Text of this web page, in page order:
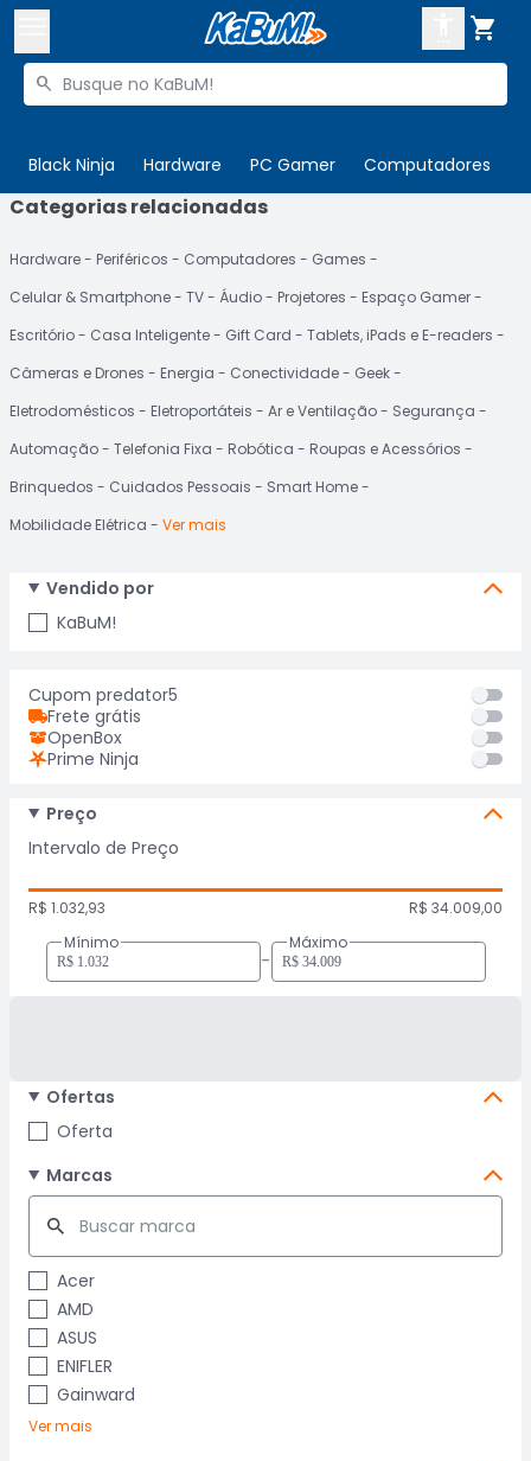

Buscar produtos

Black Ninja Hardware PC Gamer Computadores
Olá. Acesse sua conta
 Departamentos
Cupons
Mais Vendidos
ENTRE
CADASTRE-SE
Categorias relacionadas
Hardware Periféricos Computadores
Games
Celular & Smartphone
TV Áudio Projetores
Espaço Gamer
Escritório
Casa Inteligente Gift Card
Tablets, iPads e E-readers
Câmeras e Drones
Energia Conectividade
Geek
Eletrodomésticos
Eletroportáteis Ar e Ventilação
Segurança
Automação
Telefonia Fixa Robótica
Roupas e Acessórios
Brinquedos
Cuidados Pessoais
Smart Home
Mobilidade Elétrica
Ver mais
Vendido por
KaBuM!
Cupom predator5
Frete grátis
OpenBox
Prime Ninja
Preço
Intervalo de Preço
R$ 1.032,93
R$ 34.009,00
Mínimo
-
Máximo
Ofertas
Oferta
Marcas
Acer
AMD
ASUS
ENIFLER
Gainward
Ver mais